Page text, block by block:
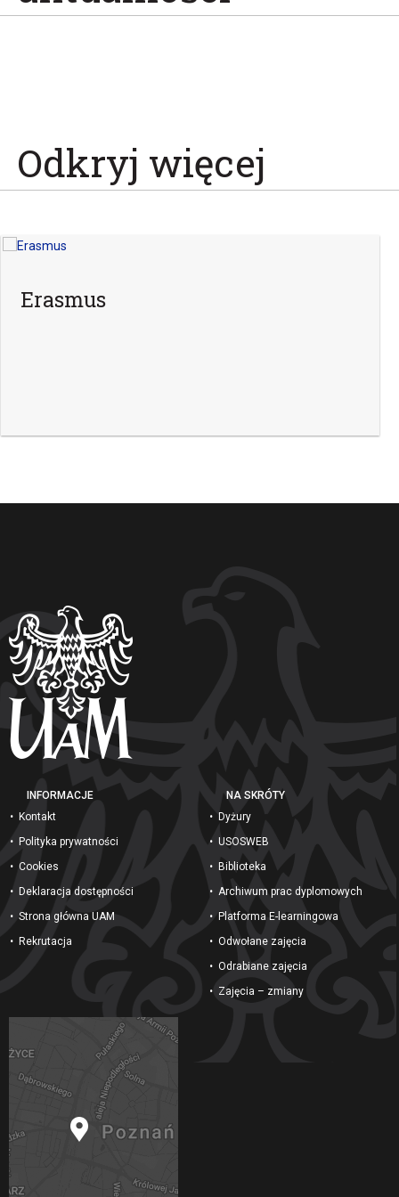
Odkryj więcej
Erasmus
INFORMACJE
Kontakt
Polityka prywatności
Cookies
Deklaracja dostępności
Strona główna UAM
Rekrutacja
NA SKRÓTY
Dyżury
USOSWEB
Biblioteka
Archiwum prac dyplomowych
Platforma E-learningowa
Odwołane zajęcia
Odrabiane zajęcia
Zajęcia – zmiany